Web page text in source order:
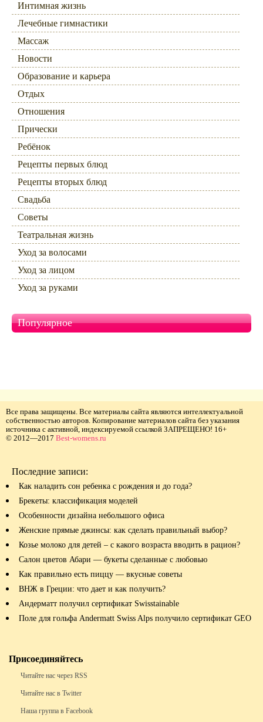
Интимная жизнь
Лечебные гимнастики
Массаж
Новости
Образование и карьера
Отдых
Отношения
Прически
Ребёнок
Рецепты первых блюд
Рецепты вторых блюд
Свадьба
Советы
Театральная жизнь
Уход за волосами
Уход за лицом
Уход за руками
Популярное
Все права защищены. Все материалы сайта являются интеллектуальной
собственностью авторов. Копирование материалов сайта без указания
источника с активной, индексируемой ссылкой ЗАПРЕЩЕНО! 16+
© 2012—2017 Best-womens.ru
Последние записи:
Как наладить сон ребенка с рождения и до года?
Брекеты: классификация моделей
Особенности дизайна небольшого офиса
Женские прямые джинсы: как сделать правильный выбор?
Козье молоко для детей – с какого возраста вводить в рацион?
Салон цветов Абари — букеты сделанные с любовью
Как правильно есть пиццу — вкусные советы
ВНЖ в Греции: что дает и как получить?
Андерматт получил сертификат Swisstainable
Поле для гольфа Andermatt Swiss Alps получило сертификат GEO
Присоединяйтесь
Читайте нас через RSS
Читайте нас в Twitter
Наша группа в Facebook